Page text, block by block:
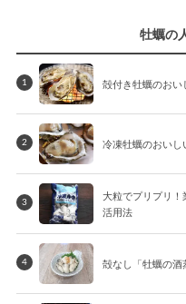
牡蠣の
1 殻付き牡蠣のお
2 冷凍牡蠣のおいし
3
大粒でプリプリ
活用法
4 殻なし「牡蠣の酒